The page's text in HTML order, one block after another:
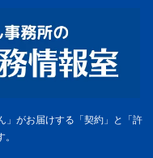
」がお届けする「契約」と「許